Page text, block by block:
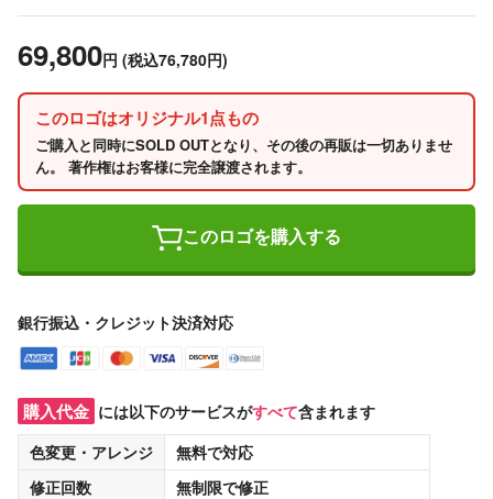
69,800円 (税込76,780円)
このロゴはオリジナル1点もの
ご購入と同時にSOLD OUTとなり、その後の再販は一切ありませ
ん。 著作権はお客様に完全譲渡されます。
このロゴを購入する
銀行振込・クレジット決済対応
購入代金 には以下のサービスがすべて含まれます
色変更・アレンジ
無料で対応
修正回数
無制限で修正